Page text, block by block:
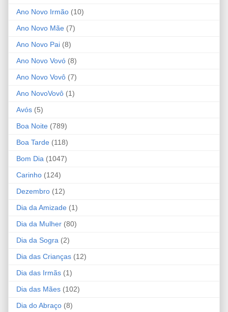
Ano Novo Irmão (10)
Ano Novo Mãe (7)
Ano Novo Pai (8)
Ano Novo Vovó (8)
Ano Novo Vovô (7)
Ano NovoVovô (1)
Avós (5)
Boa Noite (789)
Boa Tarde (118)
Bom Dia (1047)
Carinho (124)
Dezembro (12)
Dia da Amizade (1)
Dia da Mulher (80)
Dia da Sogra (2)
Dia das Crianças (12)
Dia das Irmãs (1)
Dia das Mães (102)
Dia do Abraço (8)